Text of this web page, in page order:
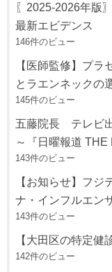
〖2025-2026年版
最新エビデンス
146件のビュー
【医師監修】プ
とラエンネックの
145件のビュー
五藤院長 テレビ
～『日曜報道 THE
143件のビュー
【お知らせ】フ
ナ・インフルエン
143件のビュー
【大田区の特定健
142件のビュー